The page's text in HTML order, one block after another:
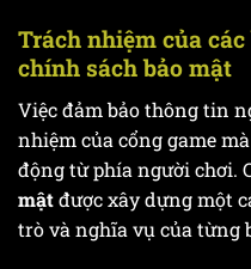
Trách nhiệm của
chính sách bảo mật
Việc đảm bảo thông tin
nhiệm của cổng game
động từ phía người chơi.
mậtđược xây dựng một
trò và nghĩa vụ của từng